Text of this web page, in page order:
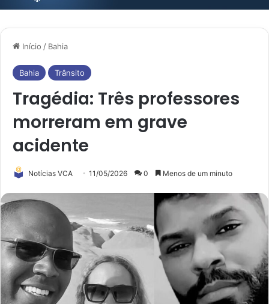
Início / Bahia
Bahia Trânsito
Tragédia: Três professores
morreram em grave
acidente
Notícias VCA 11/05/2026 0 Menos de um minuto